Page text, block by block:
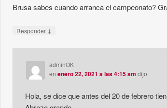
Brusa sabes cuando arranca el campeonato?
Responder ↓
adminOK
en enero 22, 2021 a las 4:15 am dijo:
Hola, se dice que antes del 20 de febrero